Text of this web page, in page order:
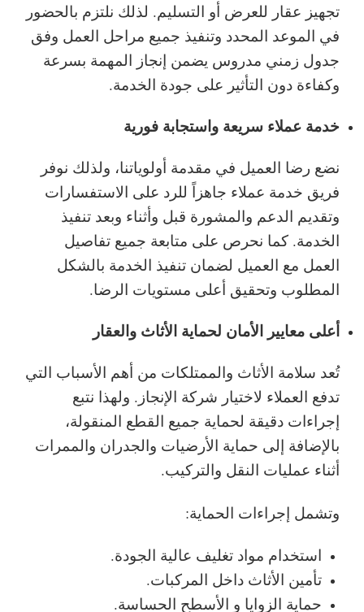
تجهيز عقار للعرض أو التسليم. لذلك نلتزم بالحضور
في الموعد المحدد وتنفيذ جميع مراحل العمل وفق
جدول زمني مدروس يضمن إنجاز المهمة بسرعة
وكفاءة دون التأثير على جودة الخدمة.
خدمة عملاء سريعة واستجابة فورية
نضع رضا العميل في مقدمة أولوياتنا، ولذلك نوفر
فريق خدمة عملاء جاهزاً للرد على الاستفسارات
وتقديم الدعم والمشورة قبل وأثناء وبعد تنفيذ
الخدمة. كما نحرص على متابعة جميع تفاصيل
العمل مع العميل لضمان تنفيذ الخدمة بالشكل
المطلوب وتحقيق أعلى مستويات الرضا.
أعلى معايير الأمان لحماية الأثاث والعقار
تُعد سلامة الأثاث والممتلكات من أهم الأسباب التي
تدفع العملاء لاختيار شركة الإنجاز. ولهذا نتبع
إجراءات دقيقة لحماية جميع القطع المنقولة،
بالإضافة إلى حماية الأرضيات والجدران والممرات
أثناء عمليات النقل والتركيب.
وتشمل إجراءات الحماية:
استخدام مواد تغليف عالية الجودة.
تأمين الأثاث داخل المركبات.
حماية الزوايا و الأسطح الحساسة.